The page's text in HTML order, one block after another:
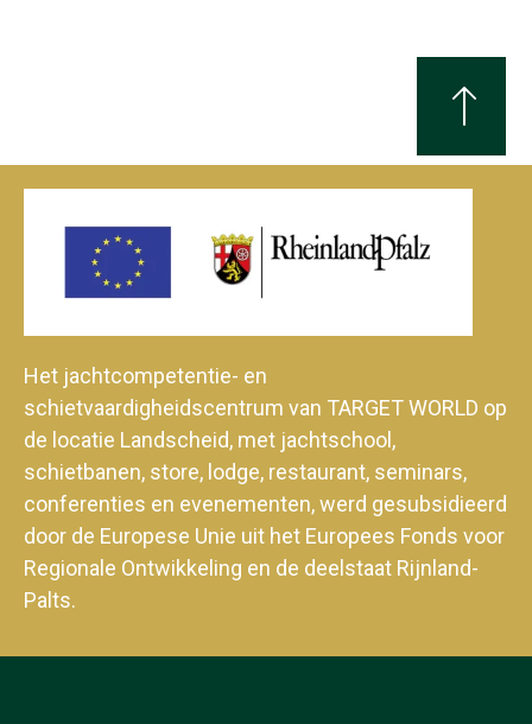
Het jachtcompetentie- en
schietvaardigheidscentrum van TARGET WORLD op
de locatie Landscheid, met jachtschool,
schietbanen, store, lodge, restaurant, seminars,
conferenties en evenementen, werd gesubsidieerd
door de Europese Unie uit het Europees Fonds voor
Regionale Ontwikkeling en de deelstaat Rijnland-
Palts.